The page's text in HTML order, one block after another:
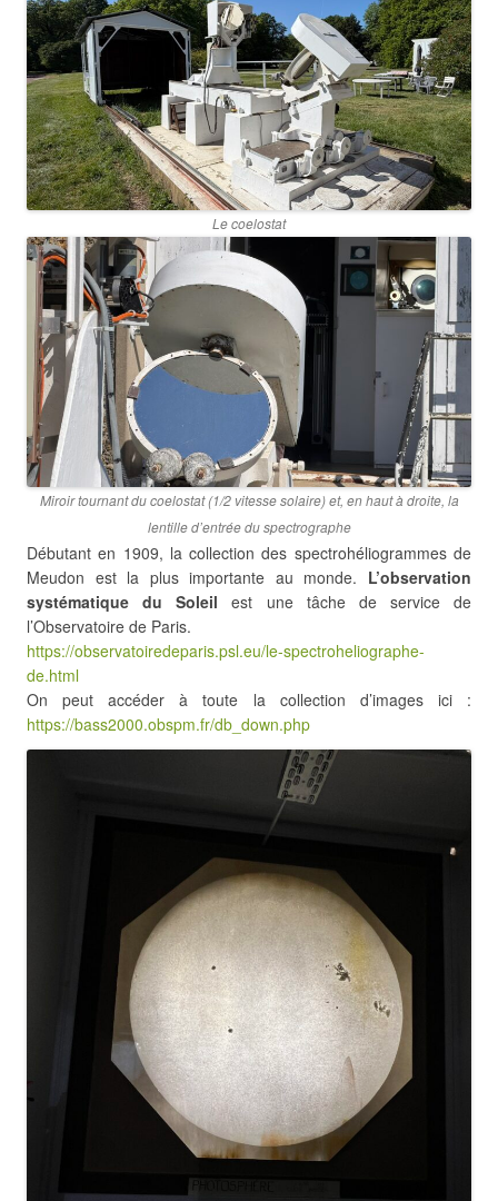
Le coelostat
Miroir tournant du coelostat (1/2 vitesse solaire) et, en haut à droite, la
lentille d’entrée du spectrographe
Débutant en 1909, la collection des spectrohéliogrammes de
Meudon est la plus importante au monde. L’observation
systématique du Soleil est une tâche de service de
l’Observatoire de Paris.
https://observatoiredeparis.psl.eu/le-spectroheliographe-
de.html
On peut accéder à toute la collection d’images ici :
https://bass2000.obspm.fr/db_down.php